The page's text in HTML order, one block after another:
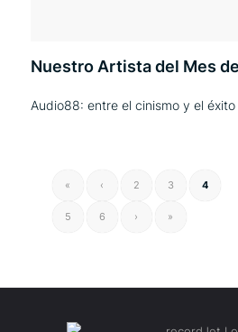
Nuestro Artista del Mes
Audio88: entre el cinismo y el
« ‹ 2 3 4
5 6 › »